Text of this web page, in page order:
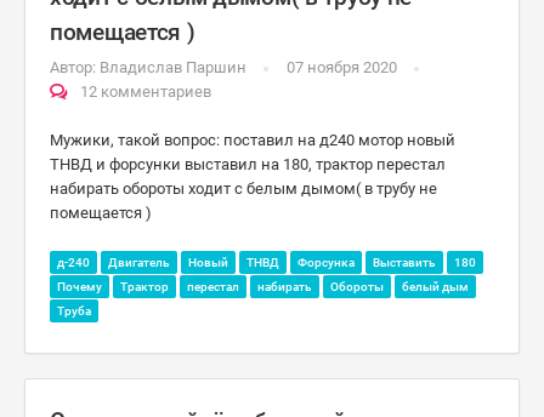
помещается )
Автор: Владислав Паршин
07 ноября 2020
12 комментариев
Мужики, такой вопрос: поставил на д240 мотор новый
ТНВД и форсунки выставил на 180, трактор перестал
набирать обороты ходит с белым дымом( в трубу не
помещается )
д-240 Двигатель Новый ТНВД Форсунка Выставить
180
Почему
Трактор перестал набирать Обороты
белый дым
Труба